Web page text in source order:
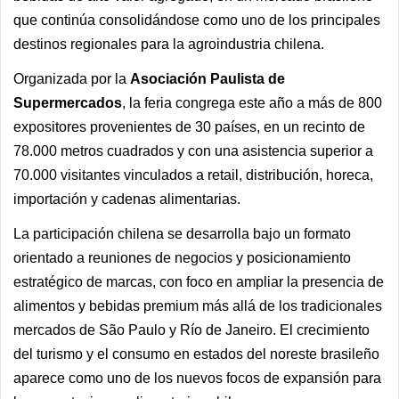
que continúa consolidándose como uno de los principales
destinos regionales para la agroindustria chilena.
Organizada por la Asociación Paulista de
Supermercados, la feria congrega este año a más de 800
expositores provenientes de 30 países, en un recinto de
78.000 metros cuadrados y con una asistencia superior a
70.000 visitantes vinculados a retail, distribución, horeca,
importación y cadenas alimentarias.
La participación chilena se desarrolla bajo un formato
orientado a reuniones de negocios y posicionamiento
estratégico de marcas, con foco en ampliar la presencia de
alimentos y bebidas premium más allá de los tradicionales
mercados de São Paulo y Río de Janeiro. El crecimiento
del turismo y el consumo en estados del noreste brasileño
aparece como uno de los nuevos focos de expansión para